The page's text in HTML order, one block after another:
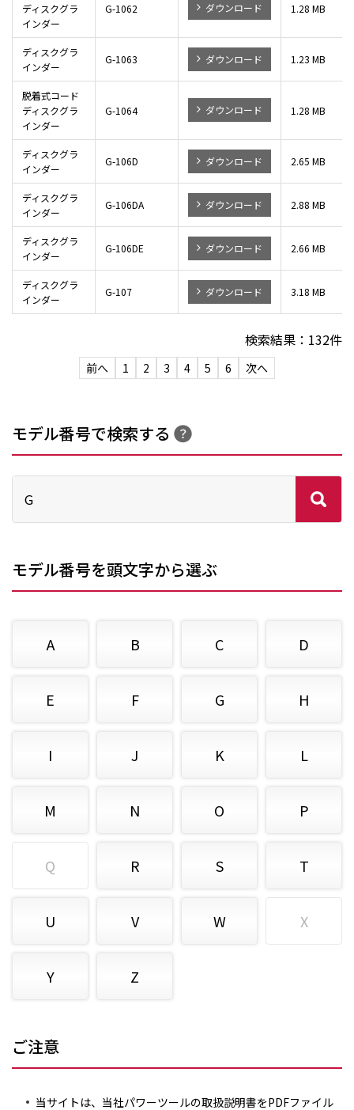
ディスクグラ
インダー
G-1062 ダウンロード 1.28 MB
ディスクグラ
インダー
G-1063 ダウンロード 1.23 MB
脱着式コード
ディスクグラ
インダー
G-1064 ダウンロード 1.28 MB
ディスクグラ
インダー
G-106D ダウンロード 2.65 MB
ディスクグラ
インダー
G-106DA ダウンロード 2.88 MB
ディスクグラ
インダー
G-106DE ダウンロード 2.66 MB
ディスクグラ
インダー
G-107 ダウンロード 3.18 MB
検索結果： 132件
前へ 1 2 3 4 5 6 次へ
モデル番号で検索する
モデル番号を頭文字から選ぶ
A B C D
E F G H
I J K L
M N O P
Q R S T
U V W X
Y Z
ご注意
当サイトは、当社パワーツールの取扱説明書をPDFファイル